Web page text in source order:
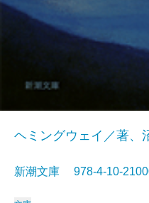
ヘミングウェイ／著、
新潮文庫 978-4-10-